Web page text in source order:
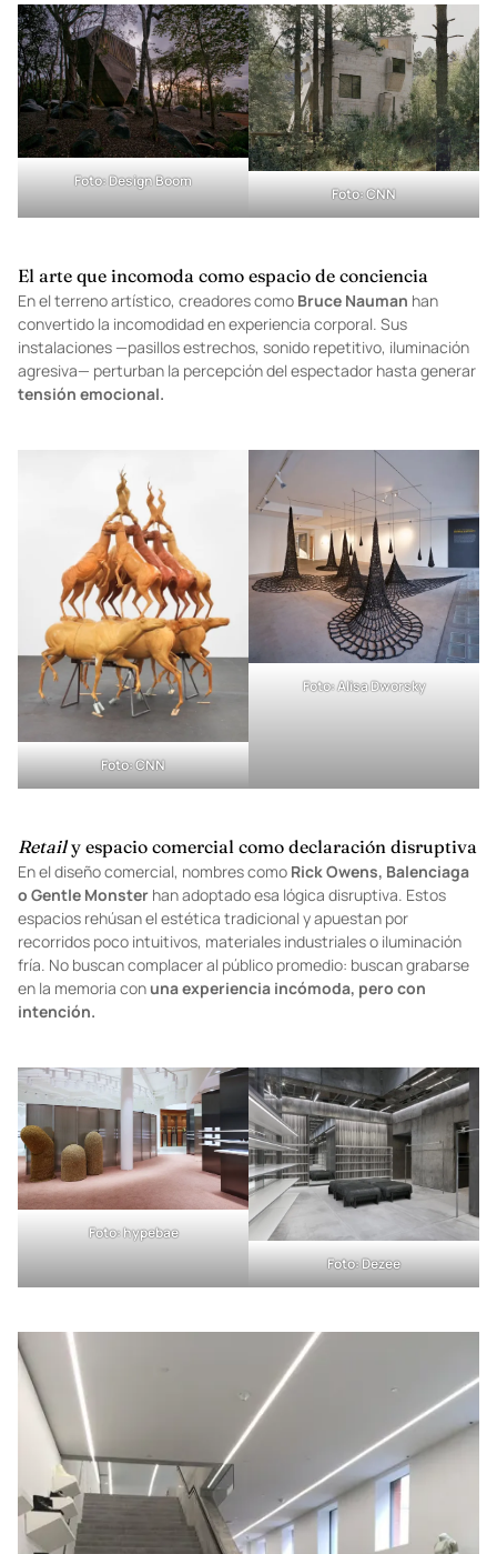
Foto:Design Boom
Foto:CNN
El arte que incomoda como espacio de conciencia
En el terreno artístico, creadores como Bruce Nauman han
convertido la incomodidad en experiencia corporal. Sus
instalaciones —pasillos estrechos, sonido repetitivo, iluminación
agresiva— perturban la percepción del espectador hasta generar
tensión emocional.
Foto:CNN
Foto:Alisa Dworsky
Retaily espacio comercial como declaración disruptiva
En el diseño comercial, nombres como Rick Owens, Balenciaga
o Gentle Monster han adoptado esa lógica disruptiva. Estos
espacios rehúsan el estética tradicional y apuestan por
recorridos poco intuitivos, materiales industriales o iluminación
fría. No buscan complacer al público promedio: buscan grabarse
en la memoria conuna experiencia incómoda, pero con
intención.
Foto:hypebae
Foto:Dezee